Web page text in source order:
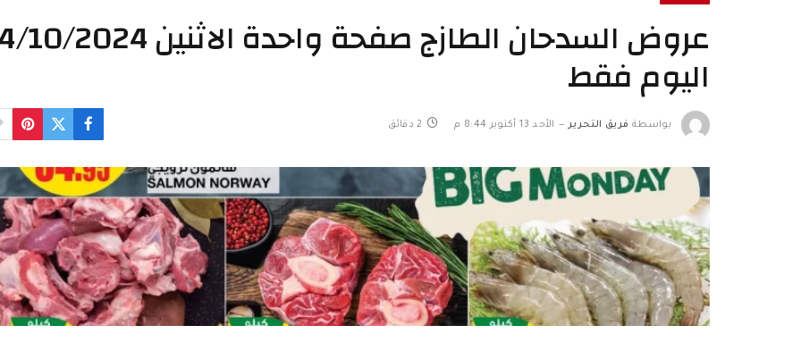
عروض السدحان الطازج صفحة واحدة الاثنين
اليوم فقط
بواسطة فريق التحرير الأحد 13 أكتوبر 8:44 م 2 دقائق